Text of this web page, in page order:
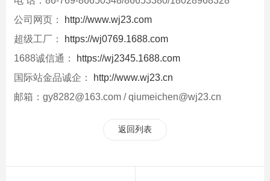
公司网页：
http://www.wj23.com
超级工厂：
https://wj0769.1688.com
1688诚信通：
https://wj2345.1688.com
国际站金品诚企：
http://www.wj23.cn
邮箱：gy8282@163.com / qiumeichen@wj23.cn
返回列表